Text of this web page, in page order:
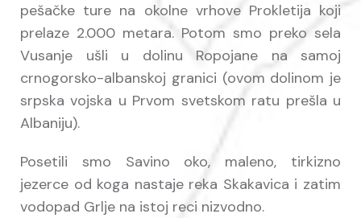
pešačke ture na okolne vrhove Prokletija koji
prelaze 2.000 metara. Potom smo preko sela
Vusanje ušli u dolinu Ropojane na samoj
crnogorsko-albanskoj granici (ovom dolinom je
srpska vojska u Prvom svetskom ratu prešla u
Albaniju).
Posetili smo Savino oko, maleno, tirkizno
jezerce od koga nastaje reka Skakavica i zatim
vodopad Grlje na istoj reci nizvodno.